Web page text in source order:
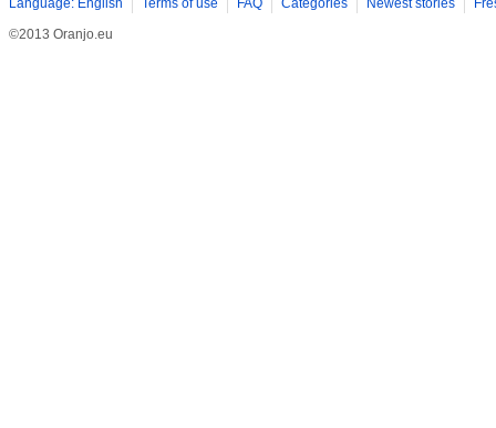
Language: English Terms of use FAQ Categories Newest stories
©2013 Oranjo.eu